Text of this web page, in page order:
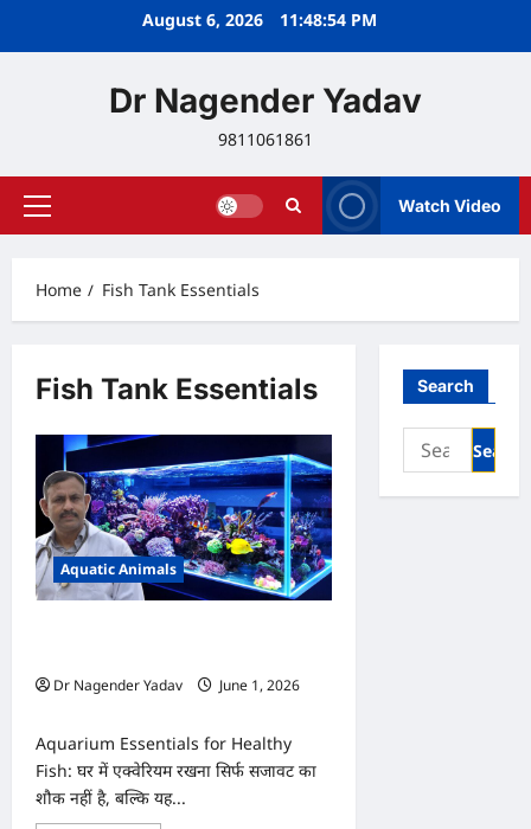
August 6, 2026 11:48:54 PM
Dr Nagender Yadav
9811061861
Primary
Watch Video
Home Fish Tank Essentials
Fish Tank Essentials
Aquatic Animals
Dr Nagender Yadav
June 1, 2026
Aquarium Essentials for Healthy
Fish: घर में एक्वेरियम रखना सिर्फ सजावट का
शौक नहीं है, बल्कि यह...
Search
Search
for: